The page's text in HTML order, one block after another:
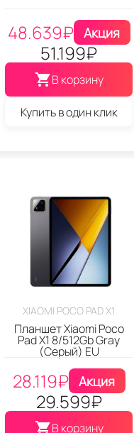
48.639₽ Акция
51.199₽
В корзину
Купить в один клик
XIAOMI POCO PAD X1
Планшет Xiaomi Poco
Pad X1 8/512Gb Gray
(Серый) EU
28.119₽ Акция
29.599₽
В корзину